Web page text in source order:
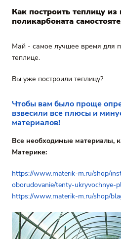
Как построить теплицу из
поликарбоната
Май - самое лучшее время для
теплице.
Вы уже построили теплицу?
Чтобы вам было проще
взвесили все плюсы и
материалов!
Все необходимые материалы,
Материке:
https://www.materik-m.ru/shop/
oborudovanie/tenty-ukryvochnye-
https://www.materik-m.ru/shop/